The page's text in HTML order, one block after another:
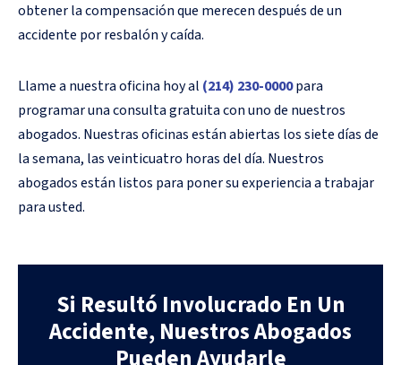
obtener la compensación que merecen después de un
accidente por resbalón y caída.
Llame a nuestra oficina hoy al (214) 230-0000para
programar una consulta gratuita con uno de nuestros
abogados. Nuestras oficinas están abiertas los siete días de
la semana, las veinticuatro horas del día. Nuestros
abogados están listos para poner su experiencia a trabajar
para usted.
Si Resultó Involucrado En Un
Accidente, Nuestros Abogados